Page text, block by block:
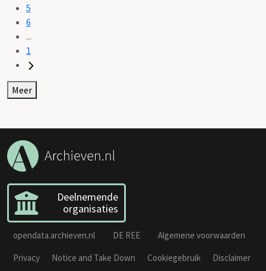
5
6
...
1
Meer
Deelnemende
organisaties
opendata.archieven.nl DE REE
Algemene voorwaarden
Privacy
Notice and Take Down Cookiegebruik
Disclaimer